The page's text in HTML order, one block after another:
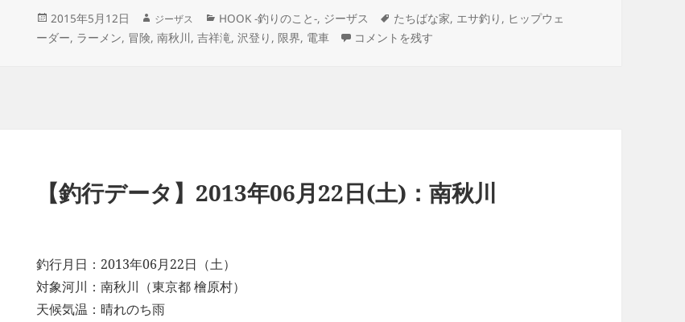
投
日:
2015年5月12日
成
者
ジーザス
カ
ゴ
HOOK -釣りのこと-, ジーザス
タ
グ
たちばな家, エサ釣り , ヒップウェ
ーダー, ラーメン, 冒険, 南秋川, 吉祥滝, 沢登り , 限界, 電車 GW1 – ヒップウェーダーの限界を超えた日。 に
コメントを残す
【釣行データ】2013年06月22日(土)：南秋川
釣行月日：2013年06月22日（土）
対象河川：南秋川（東京都 檜原村）
天候気温：晴れのち雨